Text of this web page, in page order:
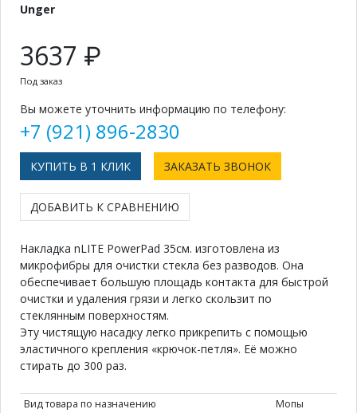
Unger
3637 ₽
Под заказ
Вы можете уточнить информацию по телефону:
+7 (921) 896-2830
КУПИТЬ В 1 КЛИК ЗАКАЗАТЬ ЗВОНОК
ДОБАВИТЬ К СРАВНЕНИЮ
Накладка nLITE PowerPad 35см. изготовлена из
микрофибры для очистки стекла без разводов. Она
обеспечивает большую площадь контакта для быстрой
очистки и удаления грязи и легко скользит по
стеклянным поверхностям.
Эту чистящую насадку легко прикрепить с помощью
эластичного крепления «крючок-петля». Её можно
стирать до 300 раз.
Вид товара по назначению Мопы